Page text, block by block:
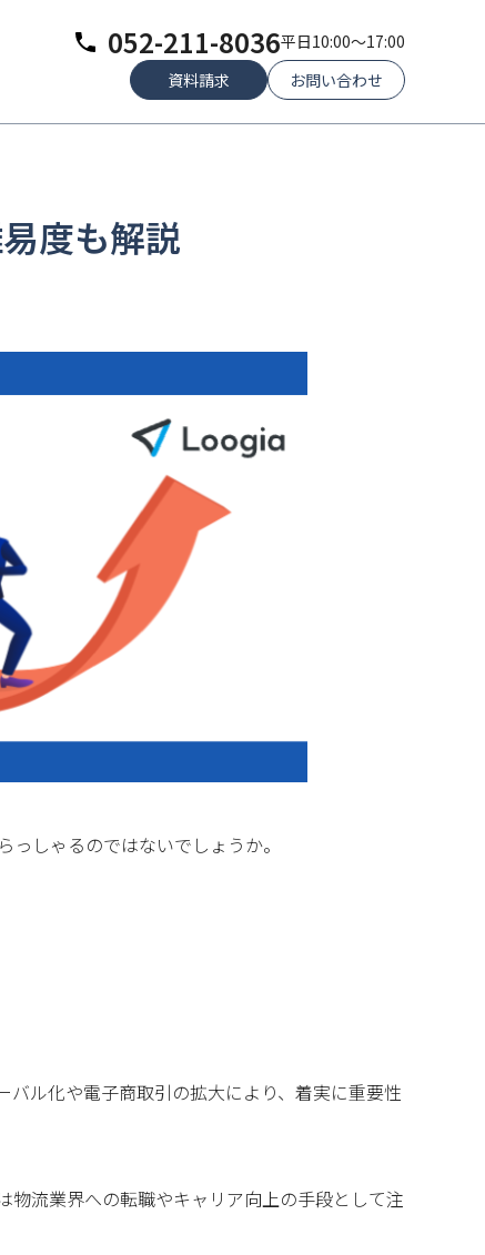
052-211-8036平日10:00～17:00
資料請求
お問い合わせ
度も解説
しゃるのではないでしょうか。
ル化や電子商取引の拡大により、着実に重要性
流業界への転職やキャリア向上の手段として注